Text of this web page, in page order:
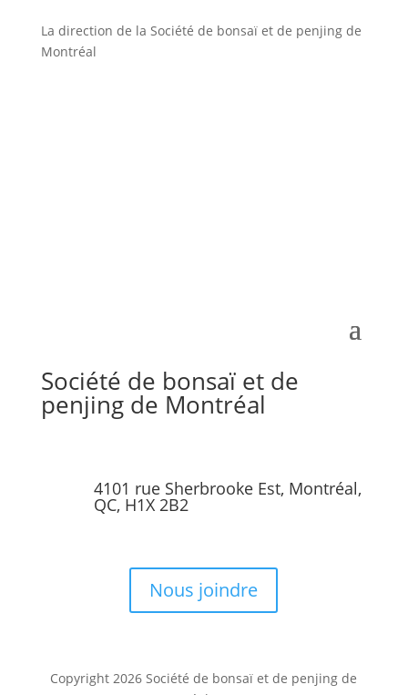
La direction de la Société de bonsaï et de penjing de
Montréal
Société de bonsaï et de
penjing de Montréal
4101 rue Sherbrooke Est, Montréal,
QC, H1X 2B2
Nous joindre
Copyright 2026 Société de bonsaï et de penjing de